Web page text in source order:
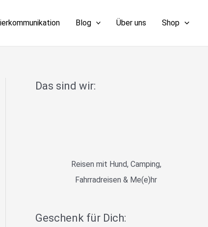
Blog Über uns Shop
Das sind wir:
Reisen mit Hund, Camping,
Fahrradreisen & Me(e)hr
Geschenk für Dich: